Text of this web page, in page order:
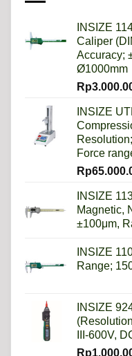
INSIZE
Caliper
Accuracy;
Ø1000mm
Rp
INSIZE
Force
Rp
INSIZE
Magnetic,
±100μm,
INSIZE
Range;
INSIZE
III-600V,
Rp